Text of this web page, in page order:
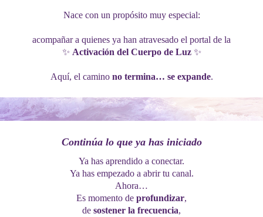
Nace con un propósito muy especial:
acompañar a quienes ya han atravesado el portal de la
✨ Activación del Cuerpo de Luz✨
Aquí, el camino no termina… se expande.
Continúa lo que ya has iniciado
Ya has aprendido a conectar.
Ya has empezado a abrir tu canal.
Ahora…
Es momento de profundizar,
de sostener la frecuencia,